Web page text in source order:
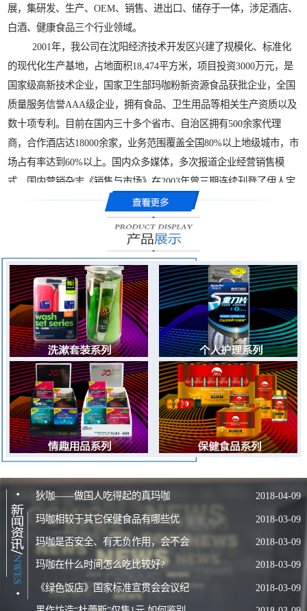
展，集研发、生产、OEM、销售、进出口、储存于一体，涉足酒店、
白酒、健康食品三个行业领域。
2001年，我公司在沈阳经济技术开发区兴建了规模化、标准化
的现代化生产基地，占地面积18,474平方米，项目投资3000万元，是
国家级高新技术企业，国家卫生部玛咖粉新资源食品获批企业，全国
质量服务信誉AAA级企业，拥有食品、卫生用品等相关生产资质以及
数十项专利。目前在国内三十多个省市、自治区拥有500余家代理
商，合作酒店达18000余家，业务范围覆盖全国80%以上地级城市，市
场占有率达到60%以上。国内众多媒体，多次报道企业经营销售模
式，国内营销杂志《销售与市场》在2003年曾三期连续刊登了伊人宝
营销创新案例。企业曾获得国内营销界相关部门颁发的“营销案例创
新金奖”，荣获国家发改委等十四部委联合认定的“中国酒店用品行业
影响力十大品牌”，企业法人狄学崑荣获中国力量“十大创新企业家”和
“爱国企业家”等称号。
伊人宝公司扩大产业布局，在云南海拔3000米以上的高原地区试
种世界久负盛名的高原植物“玛咖”，2007年成功培育出适合中国推广
种植的优良玛咖品种——狄咖玛咖。我们在云南和西藏拥有12000亩
玛咖种植基地，严格遵循玛咖种植七年休耕周期，育种、栽培、除
草、采收、加工全程人工种植、不施用任何化肥，规范化的有机作物
种植方式，每年产出优质的玛咖原料供应给国内外500家玛咖产品生
产商。2008年5月，沈阳伊人宝集团启动了玛咖粉国家新资源食品认
证的申报，历时三年，到2011年5月18日，国家卫生部正式批复由沈
阳伊人宝公司申报的玛咖粉为新资源食品，这标志着中国人有了自己
的玛咖！
化遗产、中华老字号等一系列殊荣的吉林大泉源酒业公司达成战略合
作伙伴关系，推出“大泉源”玛咖养生酒，并得到业界和广大消费者的
广泛认可。董事长狄学崑接受中央电视台CCTV-7采访，就玛咖产业
发展现状进行了分析与展望。
走健康产业道路，让中国人的玛咖，造福中国人的健康。我们与
社会共同创造财富、分享财富，支持当地经济发展，为社会培养人
才，并积极担负企业社会责任。伊人宝集团正在集结各种优势资源，
狄咖——做国人吃得起的真玛咖 2018-04-09
玛咖相较于其它保健食品有哪些优
势？
2018-03-09
玛咖是否安全、有无负作用，会不会
产生依赖？
2018-03-09
玛咖在什么时间怎么吃比较好? 2018-03-09
《绿色饭店》国家标准宣贯会会议纪 2018-03-09